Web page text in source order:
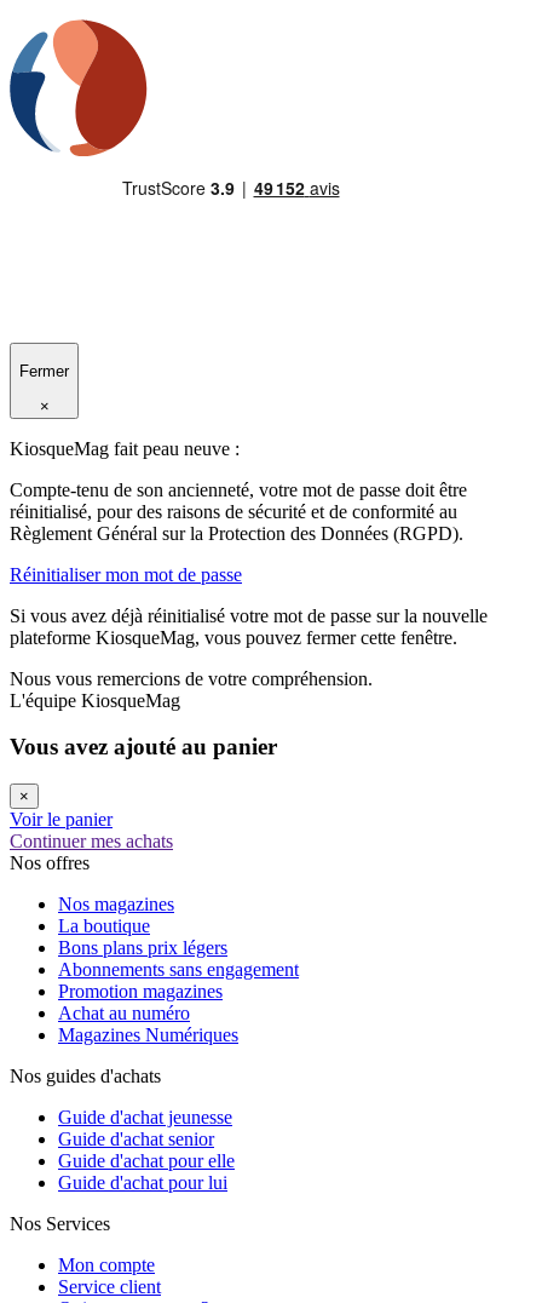
Fermer
×
KiosqueMag fait peau neuve :
Compte-tenu de son ancienneté, votre mot de passe doit être
réinitialisé, pour des raisons de sécurité et de conformité au
Règlement Général sur la Protection des Données (RGPD).
Réinitialiser mon mot de passe
Si vous avez déjà réinitialisé votre mot de passe sur la nouvelle
plateforme KiosqueMag, vous pouvez fermer cette fenêtre.
Nous vous remercions de votre compréhension.
L'équipe KiosqueMag
Vous avez ajouté au panier
×
Voir le panier
Continuer mes achats
Nos offres
Nos magazines
La boutique
Bons plans prix légers
Abonnements sans engagement
Promotion magazines
Achat au numéro
Magazines Numériques
Nos guides d'achats
Guide d'achat jeunesse
Guide d'achat senior
Guide d'achat pour elle
Guide d'achat pour lui
Nos Services
Mon compte
Service client